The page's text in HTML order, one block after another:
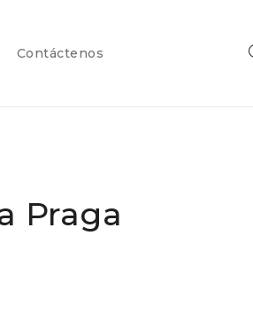
Contáctenos
Praga